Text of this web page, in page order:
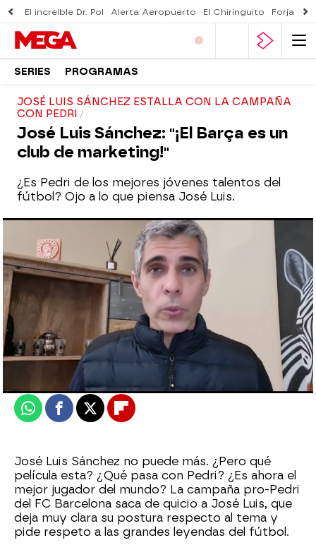
El increíble Dr. Pol Alerta Aeropuerto El Chiringuito Forjado
SERIES PROGRAMAS
JOSÉ LUIS SÁNCHEZ ESTALLA CON LA CAMPAÑA
CON PEDRI
José Luis Sánchez: "¡El Barça es un
club de marketing!"
¿Es Pedri de los mejores jóvenes talentos del
fútbol? Ojo a lo que piensa José Luis.
El Chiringuito
Madrid
Actualizado:01 de marzo de 2022, 06:00
Publicado:
01 de marzo de 2022, 00:38
WhatsappFacebook
X Flipboard
José Luis Sánchez no puede más. ¿Pero qué
película esta? ¿Qué pasa con Pedri? ¿Es ahora el
mejor jugador del mundo? La campaña pro-Pedri
del FC Barcelona saca de quicio a José Luis, que
deja muy clara su postura respecto al tema y
pide respeto a las grandes leyendas del fútbol.